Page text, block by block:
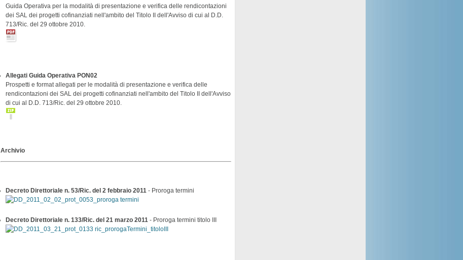
Guida Operativa per la modalità di presentazione e verifica delle rendicontazioni
dei SAL dei progetti cofinanziati nell'ambito del Titolo II dell'Avviso di cui al D.D.
713/Ric. del 29 ottobre 2010.
Allegati Guida Operativa PON02
Prospetti e format allegati per le modalità di presentazione e verifica delle
rendicontazioni dei SAL dei progetti cofinanziati nell'ambito del Titolo II dell'Avviso
di cui al D.D. 713/Ric. del 29 ottobre 2010.
Archivio
Decreto Direttoriale n. 53/Ric. del 2 febbraio 2011 - Proroga termini
Decreto Direttoriale n. 133/Ric. del 21 marzo 2011 - Proroga termini titolo III